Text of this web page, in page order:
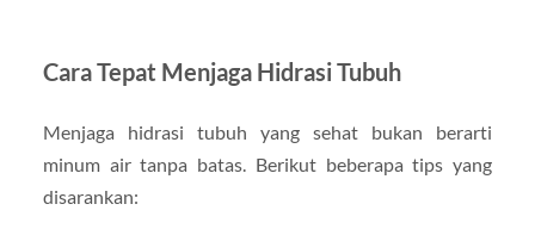
Cara Tepat Menjaga Hidrasi Tubuh
Menjaga hidrasi tubuh yang sehat bukan berarti
minum air tanpa batas. Berikut beberapa tips yang
disarankan: